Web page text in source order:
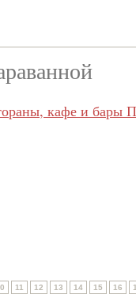
кафе и бары
11 12 13 14 15 16